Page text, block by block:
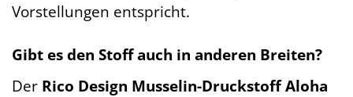
Vorstellungen entspricht.
Gibt es den Stoff auch in anderen Breiten?
Der Rico Design Musselin-Druckstoff Aloha